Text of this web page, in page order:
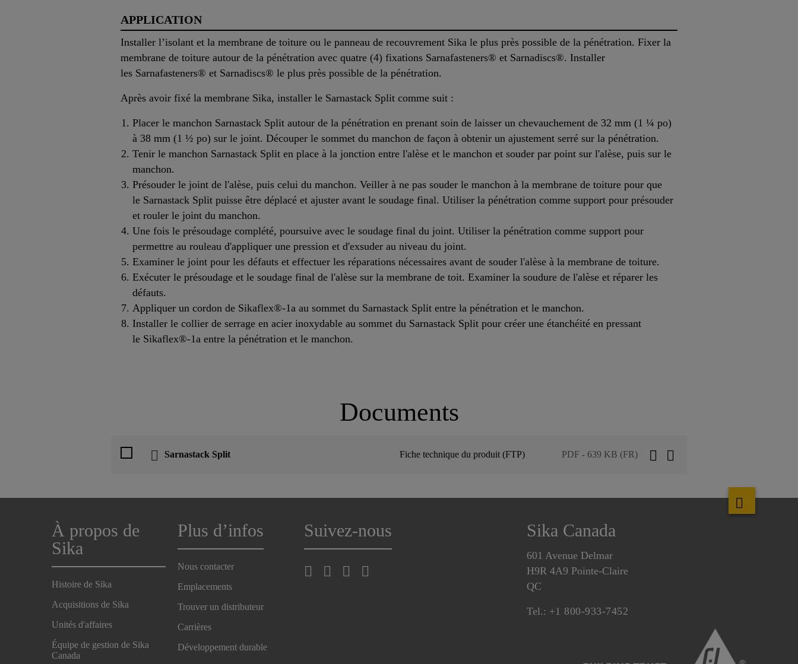
APPLICATION
Installer l’isolant et la membrane de toiture ou le panneau de recouvrement Sika le plus près possible de la pénétration. Fixer la
membrane de toiture autour de la pénétration avec quatre (4) fixations Sarnafasteners® et Sarnadiscs®. Installer
les Sarnafasteners® et Sarnadiscs® le plus près possible de la pénétration.
Après avoir fixé la membrane Sika, installer le Sarnastack Split comme suit :
Placer le manchon Sarnastack Split autour de la pénétration en prenant soin de laisser un chevauchement de 32 mm (1 ¼ po)
à 38 mm (1 ½ po) sur le joint. Découper le sommet du manchon de façon à obtenir un ajustement serré sur la pénétration.
Tenir le manchon Sarnastack Split en place à la jonction entre l'alèse et le manchon et souder par point sur l'alèse, puis sur le
manchon.
Présouder le joint de l'alèse, puis celui du manchon. Veiller à ne pas souder le manchon à la membrane de toiture pour que
le Sarnastack Split puisse être déplacé et ajuster avant le soudage final. Utiliser la pénétration comme support pour présouder
et rouler le joint du manchon.
Une fois le présoudage complété, poursuive avec le soudage final du joint. Utiliser la pénétration comme support pour
permettre au rouleau d'appliquer une pression et d'exsuder au niveau du joint.
Examiner le joint pour les défauts et effectuer les réparations nécessaires avant de souder l'alèse à la membrane de toiture.
Exécuter le présoudage et le soudage final de l'alèse sur la membrane de toit. Examiner la soudure de l'alèse et réparer les
défauts.
Appliquer un cordon de Sikaflex®-1a au sommet du Sarnastack Split entre la pénétration et le manchon.
Installer le collier de serrage en acier inoxydable au sommet du Sarnastack Split pour créer une étanchéité en pressant
le Sikaflex®-1a entre la pénétration et le manchon.
Documents
Sarnastack Split Fiche technique du produit (FTP) PDF - 639 KB (FR)
À propos de
Sika
Histoire de Sika
Acquisitions de Sika
Unités d'affaires
Équipe de gestion de Sika
Canada
Plus d’infos
Nous contacter
Emplacements
Trouver un distributeur
Carrières
Développement durable
Suivez-nous Sika Canada
601 Avenue Delmar
H9R 4A9 Pointe-Claire
QC
Tel.: +1 800-933-7452